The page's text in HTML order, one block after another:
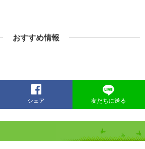
おすすめ情報
シェア 友だちに送る